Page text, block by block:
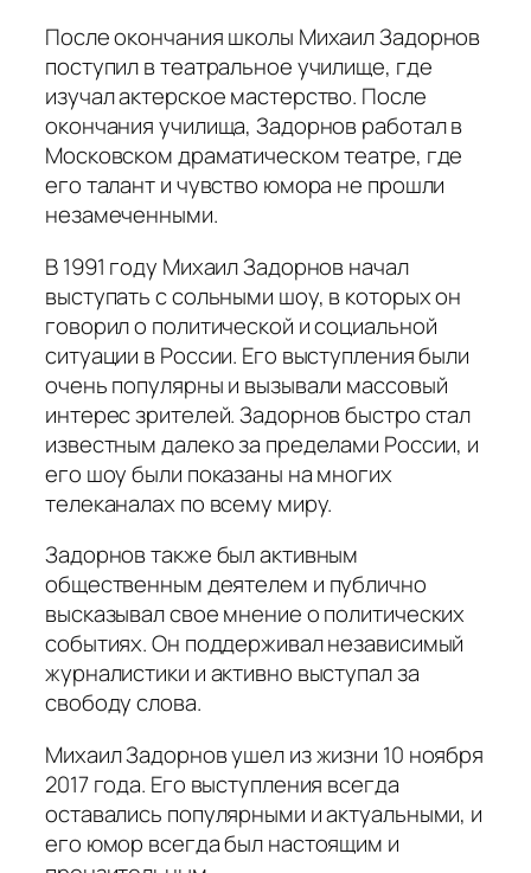
После окончания школы Михаил Задорнов
поступил в театральное училище, где
изучал актерское мастерство. После
окончания училища, Задорнов работал в
Московском драматическом театре, где
его талант и чувство юмора не прошли
незамеченными.
В 1991 году Михаил Задорнов начал
выступать с сольными шоу, в которых он
говорил о политической и социальной
ситуации в России. Его выступления были
очень популярны и вызывали массовый
интерес зрителей. Задорнов быстро стал
известным далеко за пределами России, и
его шоу были показаны на многих
телеканалах по всему миру.
Задорнов также был активным
общественным деятелем и публично
высказывал свое мнение о политических
событиях. Он поддерживал независимый
журналистики и активно выступал за
свободу слова.
Михаил Задорнов ушел из жизни 10 ноября
2017 года. Его выступления всегда
оставались популярными и актуальными, и
его юмор всегда был настоящим и